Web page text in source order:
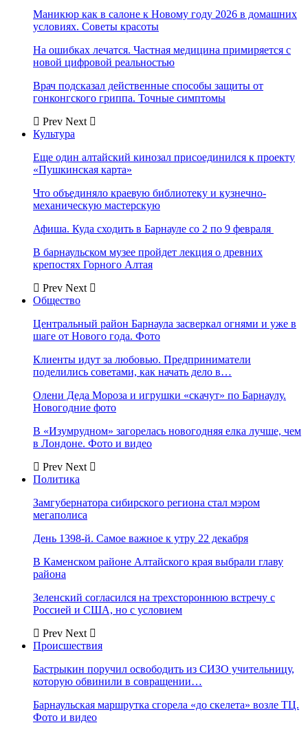
Маникюр как в салоне к Новому году 2026 в домашних
условиях. Советы красоты
На ошибках лечатся. Частная медицина примиряется с
новой цифровой реальностью
Врач подсказал действенные способы защиты от
гонконгского гриппа. Точные симптомы
Prev Next
Культура
Еще один алтайский кинозал присоединился к проекту
«Пушкинская карта»
Что объединяло краевую библиотеку и кузнечно-
механическую мастерскую
Афиша. Куда сходить в Барнауле со 2 по 9 февраля
В барнаульском музее пройдет лекция о древних
крепостях Горного Алтая
Prev Next
Общество
Центральный район Барнаула засверкал огнями и уже в
шаге от Нового года. Фото
Клиенты идут за любовью. Предприниматели
поделились советами, как начать дело в…
Олени Деда Мороза и игрушки «скачут» по Барнаулу.
Новогодние фото
В «Изумрудном» загорелась новогодняя елка лучше, чем
в Лондоне. Фото и видео
Prev Next
Политика
Замгубернатора сибирского региона стал мэром
мегаполиса
День 1398-й. Самое важное к утру 22 декабря
В Каменском районе Алтайского края выбрали главу
района
Зеленский согласился на трехстороннюю встречу с
Россией и США, но с условием
Prev Next
Происшествия
Бастрыкин поручил освободить из СИЗО учительницу,
которую обвинили в совращении…
Барнаульская маршрутка сгорела «до скелета» возле ТЦ.
Фото и видео